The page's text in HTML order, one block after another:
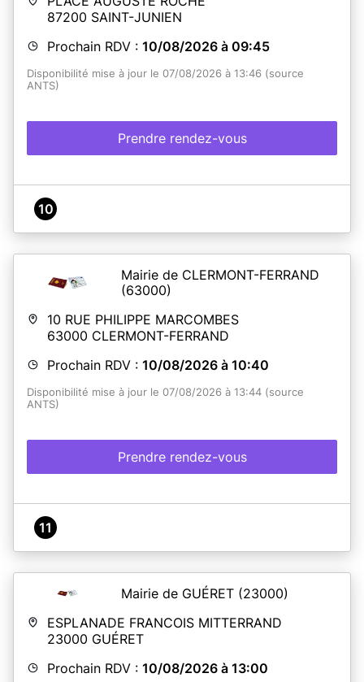
87200 SAINT-JUNIEN
Prochain RDV : 10/08/2026 à 09:45
Disponibilité mise à jour le 07/08/2026 à 13:46 (source
ANTS)
Prendre rendez-vous
10
Mairie de CLERMONT-FERRAND
(63000)
10 RUE PHILIPPE MARCOMBES
63000 CLERMONT-FERRAND
Prochain RDV : 10/08/2026 à 10:40
Disponibilité mise à jour le 07/08/2026 à 13:44 (source
ANTS)
Prendre rendez-vous
11
Mairie de GUÉRET (23000)
ESPLANADE FRANCOIS MITTERRAND
23000 GUÉRET
Prochain RDV : 10/08/2026 à 13:00